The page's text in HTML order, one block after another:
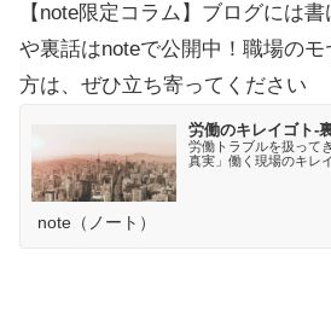
【note限定コラム】ブログには
や裏話はnoteで公開中！職場の
方は、ぜひ立ち寄ってください
労働のキレイゴト-
労働トラブルを扱って
真実」働く現場のキレ
note（ノート）